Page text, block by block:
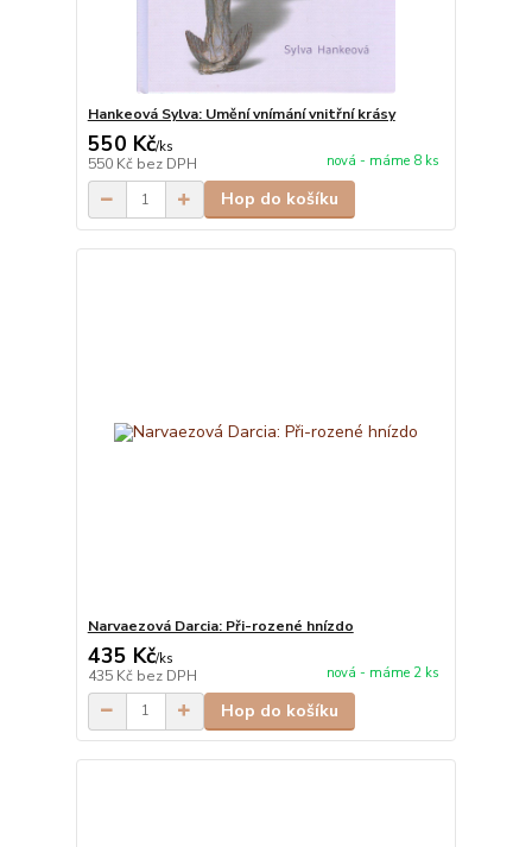
Hankeová Sylva: Umění vnímání vnitřní krásy
550 Kč/ks
550 Kč bez DPH nová - máme 8 ks
Hop do košíku
Narvaezová Darcia: Při-rozené hnízdo
435 Kč/ks
435 Kč bez DPH nová - máme 2 ks
Hop do košíku